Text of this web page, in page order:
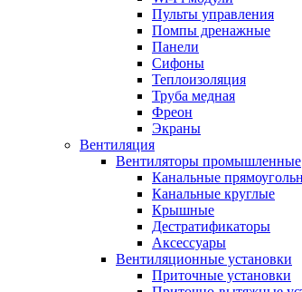
Пульты управления
Помпы дренажные
Панели
Сифоны
Теплоизоляция
Труба медная
Фреон
Экраны
Вентиляция
Вентиляторы промышленные
Канальные
Канальные круглые
Крышные
Дестратификаторы
Аксессуары
Вентиляционные установки
Приточные установки